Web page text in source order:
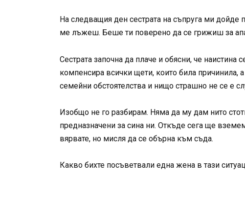
На следващия ден сестрата на съпруга ми дойде
ме лъжеш. Беше ти поверено да се грижиш за
Сестрата започна да плаче и обясни, че
компенсира всички щети, които била причинила,
семейни обстоятелства и нищо страшно не се е
Изобщо не го разбирам. Няма да му дам нито
предназначени за сина ни. Откъде сега ще
вярвате, но мисля да се обърна към съда.
Какво бихте посъветвали една жена в тази